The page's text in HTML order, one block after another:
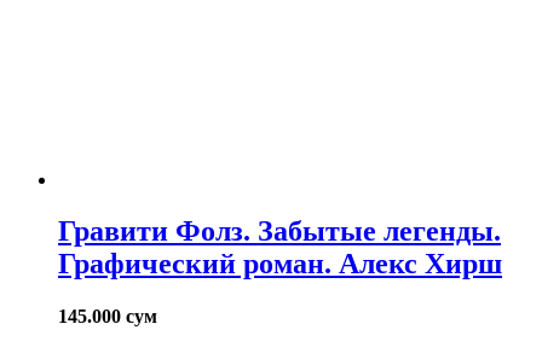
Гравити Фолз. Забытые легенды.
Графический роман. Алекс Хирш
145.000 сум